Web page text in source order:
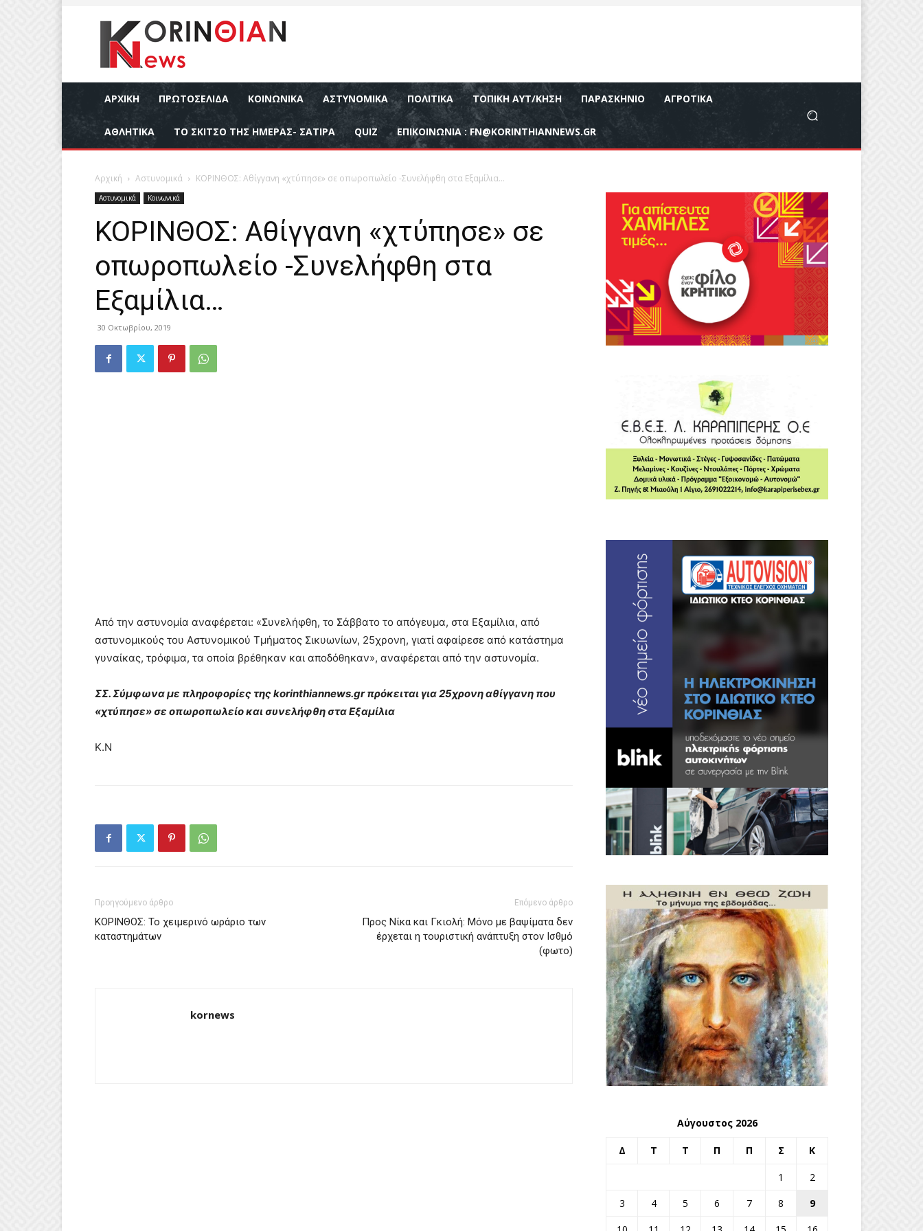
ΑΡΧΙΚΉ ΠΡΩΤΟΣΕΛΙΔΑ ΚΟΙΝΩΝΙΚΆ ΑΣΤΥΝΟΜΙΚΆ ΠΟΛΙΤΙΚΆ ΤΟΠΙΚΉ ΑΥΤ/ΚΗΣΗ ΠΑΡΑΣΚΉΝΙΟ ΑΓΡΟΤΙΚΆ
ΑΘΛΗΤΙΚΆ ΤΟ ΣΚΙΤΣΟ ΤΗΣ ΗΜΕΡΑΣ- ΣΑΤΙΡΑ QUIZ ΕΠΙΚΟΙΝΩΝΊΑ : FN@KORINTHIANNEWS.GR
Αρχική Αστυνομικά ΚΟΡΙΝΘΟΣ: Αθίγγανη «χτύπησε» σε οπωροπωλείο -Συνελήφθη στα Εξαμίλια…
Αστυνομικά Κοινωνικά
ΚΟΡΙΝΘΟΣ: Αθίγγανη «χτύπησε» σε
οπωροπωλείο -Συνελήφθη στα
Εξαμίλια…
30 Οκτωβρίου, 2019
Από την αστυνομία αναφέρεται: «Συνελήφθη, το Σάββατο το απόγευμα, στα Εξαμίλια, από
αστυνομικούς του Αστυνομικού Τμήματος Σικυωνίων, 25χρονη, γιατί αφαίρεσε από κατάστημα
γυναίκας, τρόφιμα, τα οποία βρέθηκαν και αποδόθηκαν», αναφέρεται από την αστυνομία.
ΣΣ. Σύμφωνα με πληροφορίες της korinthiannews.gr πρόκειται για 25χρονη αθίγγανη που
«χτύπησε» σε οπωροπωλείο και συνελήφθη στα Εξαμίλια
Κ.Ν
Προηγούμενο άρθρο
ΚΟΡΙΝΘΟΣ: Το χειμερινό ωράριο των
καταστημάτων
Επόμενο άρθρο
Προς Νίκα και Γκιολή: Μόνο με βαψίματα δεν
έρχεται η τουριστική ανάπτυξη στον Ισθμό
(φωτο)
kornews
Αύγουστος 2026
Δ Τ Τ Π Π Σ Κ
1
2
3
4 5 6 7 8
9